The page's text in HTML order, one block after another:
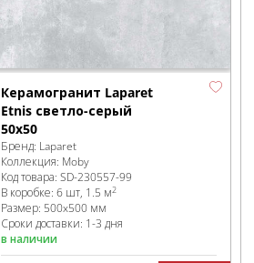
Керамогранит Laparet
Etnis светло-серый
50х50
Бренд: Laparet
Коллекция: Moby
Код товара:SD-230557-99
В коробке:6 шт, 1.5 м2
Размер: 500x500 мм
Сроки доставки: 1-3 дня
в наличии